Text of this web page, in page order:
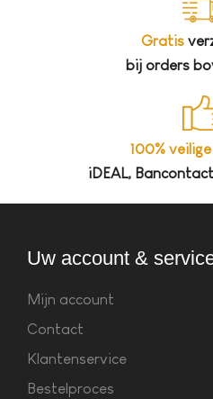
Gratis
bij orders
100% veilige
iDEAL,
Uw account &
Mijn account
Contact
Klantenservice
Bestelproces